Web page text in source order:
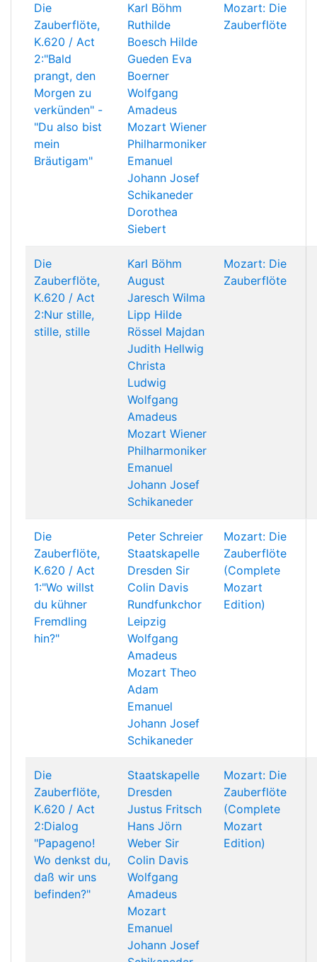
Die
Zauberflöte,
K.620 / Act
2:"Bald
prangt, den
Morgen zu
verkünden" -
"Du also bist
mein
Bräutigam"
Karl Böhm
Ruthilde
Boesch Hilde
Gueden Eva
Boerner
Wolfgang
Amadeus
Mozart Wiener
Philharmoniker
Emanuel
Johann Josef
Schikaneder
Dorothea
Siebert
Mozart: Die
Zauberflöte
Die
Zauberflöte,
K.620 / Act
2:Nur stille,
stille, stille
Karl Böhm
August
Jaresch Wilma
Lipp Hilde
Rössel Majdan
Judith Hellwig
Christa
Ludwig
Wolfgang
Amadeus
Mozart Wiener
Philharmoniker
Emanuel
Johann Josef
Schikaneder
Mozart: Die
Zauberflöte
Die
Zauberflöte,
K.620 / Act
1:"Wo willst
du kühner
Fremdling
hin?"
Peter Schreier
Staatskapelle
Dresden Sir
Colin Davis
Rundfunkchor
Leipzig
Wolfgang
Amadeus
Mozart Theo
Adam
Emanuel
Johann Josef
Schikaneder
Mozart: Die
Zauberflöte
(Complete
Mozart
Edition)
Die
Zauberflöte,
K.620 / Act
2:Dialog
"Papageno!
Wo denkst du,
daß wir uns
befinden?"
Staatskapelle
Dresden
Justus Fritsch
Hans Jörn
Weber Sir
Colin Davis
Wolfgang
Amadeus
Mozart
Emanuel
Johann Josef
Mozart: Die
Zauberflöte
(Complete
Mozart
Edition)